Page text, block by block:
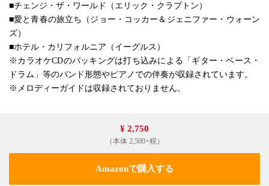
■チェンジ・ザ・ワールド（エリック・クラプトン）
■愛と青春の旅立ち（ジョー・コッカー＆ジェニファー・ウォーン
ズ）
■ホテル・カリフォルニア（イーグルス）
※カラオケCDのバッキングは打ち込みによる「ギター・ベース・
ドラム」等のバンド形態やピアノでの伴奏が収録されています。
※メロディーガイドは収録されておりません。
¥ 2,750
（本体 2,500+税）
Amazonで購入する